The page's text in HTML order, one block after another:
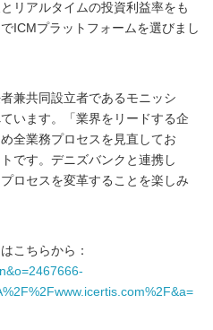
リアルタイムの投資利益率をも
ICMプラットフォームを選びまし
兼共同設立者であるモニッシ
います。「業界をリードする企
全業務プロセスを見直してお
です。デニズバンクと連携し
ロセスを変革することを楽しみ
こちらから：